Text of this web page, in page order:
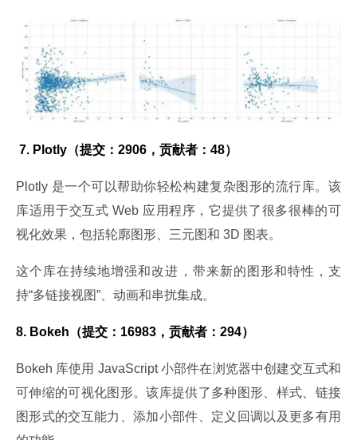
7. Plotly（提交：2906，贡献者：48）
Plotly 是一个可以帮助你轻松构建复杂图形的流行库。该
库适用于交互式 Web 应用程序，它提供了很多很棒的可
视化效果，包括轮廓图形、三元图和 3D 图表。
这个库在持续地增强和改进，带来新的图形和特性，支
持“多链接视图”、动画和串扰集成。
8. Bokeh（提交：16983，贡献者：294）
Bokeh 库使用 JavaScript 小部件在浏览器中创建交互式和
可伸缩的可视化图形。该库提供了多种图形、样式、链接
图形式的交互能力、添加小部件、定义回调以及更多有用